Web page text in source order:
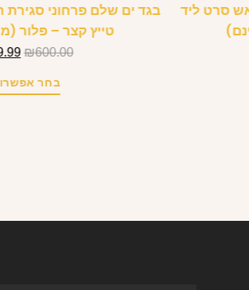
סרט ליד
בגד ים שלם פרחוני סגירת
טייץ קצר – פלור
₪600.00
בחר